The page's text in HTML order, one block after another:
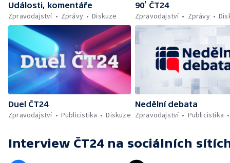
Události, komentáře
Zpravodajství
Zprávy Diskuze
90’ ČT24
Zpravodajství
Zprávy
Duel ČT24
Zpravodajství
Publicistika Diskuze
Nedělní debata
Zpravodajství
Publicistika
Interview ČT24 na sociálních